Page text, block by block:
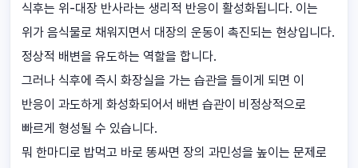
식후는 위-대장 반사라는 생리적 반응이 활성화됩니다. 이는
위가 음식물로 채워지면서 대장의 운동이 촉진되는 현상입니다.
정상적 배변을 유도하는 역할을 합니다.
그러나 식후에 즉시 화장실을 가는 습관을 들이게 되면 이
반응이 과도하게 화성화되어서 배변 습관이 비정상적으로
빠르게 형성될 수 있습니다.
뭐 한마디로 밥먹고 바로 똥싸면 장의 과민성을 높이는 문제로